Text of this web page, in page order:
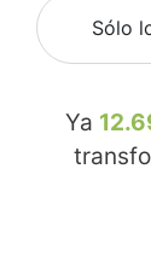
Sólo
Ya